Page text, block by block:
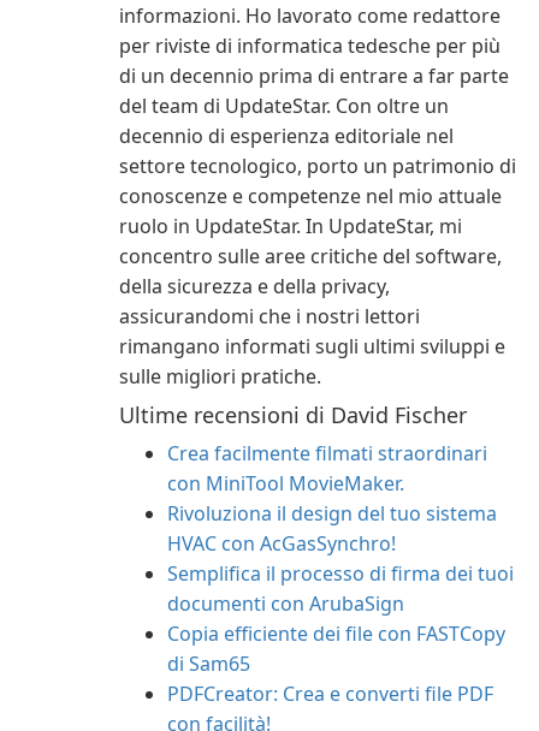
informazioni. Ho lavorato come redattore
per riviste di informatica tedesche per più
di un decennio prima di entrare a far parte
del team di UpdateStar. Con oltre un
decennio di esperienza editoriale nel
settore tecnologico, porto un patrimonio di
conoscenze e competenze nel mio attuale
ruolo in UpdateStar. In UpdateStar, mi
concentro sulle aree critiche del software,
della sicurezza e della privacy,
assicurandomi che i nostri lettori
rimangano informati sugli ultimi sviluppi e
sulle migliori pratiche.
Ultime recensioni di David Fischer
Crea facilmente filmati straordinari
con MiniTool MovieMaker.
Rivoluziona il design del tuo sistema
HVAC con AcGasSynchro!
Semplifica il processo di firma dei tuoi
documenti con ArubaSign
Copia efficiente dei file con FASTCopy
di Sam65
PDFCreator: Crea e converti file PDF
con facilità!